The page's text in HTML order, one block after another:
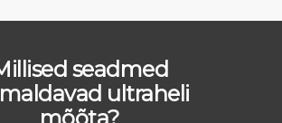
seadmed
ultraheli